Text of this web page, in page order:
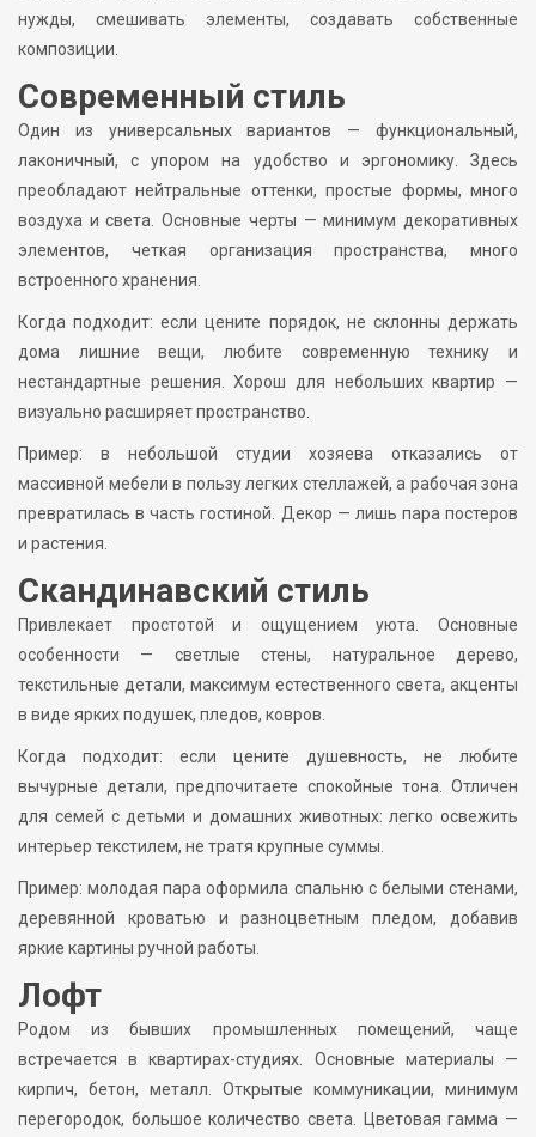
нужды, смешивать элементы, создавать собственные
композиции.
Современный стиль
Один из универсальных вариантов — функциональный,
лаконичный, с упором на удобство и эргономику. Здесь
преобладают нейтральные оттенки, простые формы, много
воздуха и света. Основные черты — минимум декоративных
элементов, четкая организация пространства, много
встроенного хранения.
Когда подходит: если цените порядок, не склонны держать
дома лишние вещи, любите современную технику и
нестандартные решения. Хорош для небольших квартир —
визуально расширяет пространство.
Пример: в небольшой студии хозяева отказались от
массивной мебели в пользу легких стеллажей, а рабочая зона
превратилась в часть гостиной. Декор — лишь пара постеров
и растения.
Скандинавский стиль
Привлекает простотой и ощущением уюта. Основные
особенности — светлые стены, натуральное дерево,
текстильные детали, максимум естественного света, акценты
в виде ярких подушек, пледов, ковров.
Когда подходит: если цените душевность, не любите
вычурные детали, предпочитаете спокойные тона. Отличен
для семей с детьми и домашних животных: легко освежить
интерьер текстилем, не тратя крупные суммы.
Пример: молодая пара оформила спальню с белыми стенами,
деревянной кроватью и разноцветным пледом, добавив
яркие картины ручной работы.
Лофт
Родом из бывших промышленных помещений, чаще
встречается в квартирах-студиях. Основные материалы —
кирпич, бетон, металл. Открытые коммуникации, минимум
перегородок, большое количество света. Цветовая гамма —